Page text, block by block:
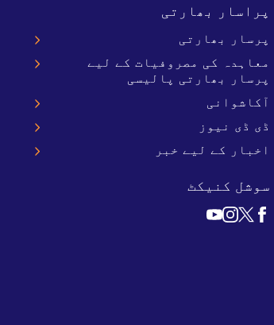
پراسار بھارتی
پرسار بھارتی
معاہدہ کی مصروفیات کے لیے
پرسار بھارتی پالیسی
آکاشوانی
ڈی ڈی نیوز
اخبار کے لیے خبر
سوشل کنیکٹ